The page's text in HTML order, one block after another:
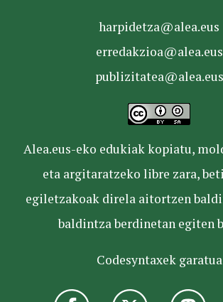
harpidetza@alea.eus
erredakzioa@alea.eus
publizitatea@alea.eus
Alea.eus-eko edukiak kopiatu,
eta argitaratzeko libre zara,
egiletzakoak direla aitortzen
baldintza berdinetan egiten
Codesyntaxek garatua